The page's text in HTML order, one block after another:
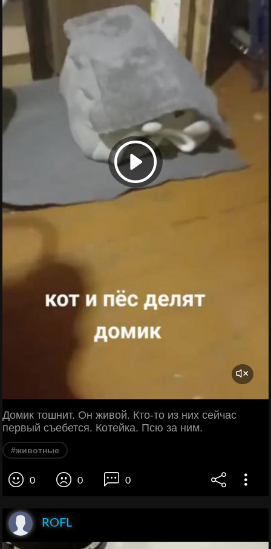
Домик тошнит. Он живой. Кто-то из них сейчас
первый съебется. Котейка. Псю за ним.
#животные
0 0 0
ROFL